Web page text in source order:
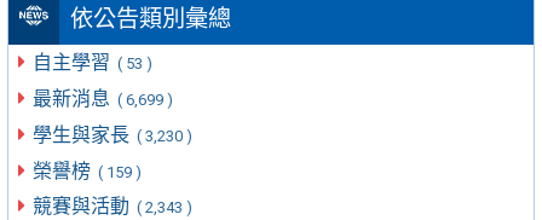
依公告類別彙總
自主學習 ( 53 )
最新消息 ( 6,699 )
學生與家長 ( 3,230 )
榮譽榜 ( 159 )
競賽與活動 ( 2,343 )